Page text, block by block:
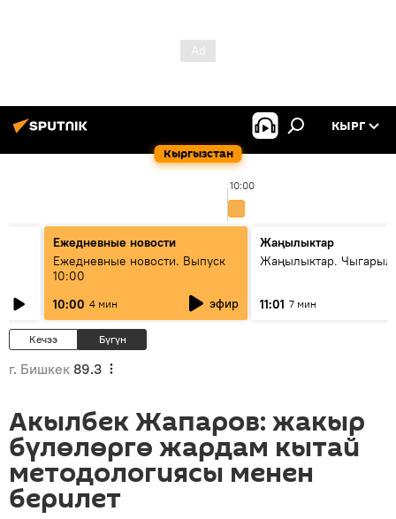
Кыргызстан
КЫРГ
10:00
Ежедневные новости
Ежедневные новости. Выпуск
10:00
10:00 4 мин эфир
Жаңылыктар
Жаңылыктар.
11:01 7 мин
Кечээ Бүгүн
г. Бишкек 89.3
Акылбек Жапаров: жакыр
бүлөлөргө жардам кытай
методологиясы менен
берилет